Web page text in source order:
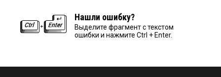
Нашли ошибку?
Выделите фрагмент с текстом
ошибки и нажмите Ctrl + Enter.